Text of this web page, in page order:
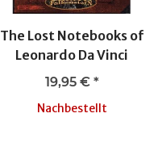
The Lost Notebooks of
Leonardo Da Vinci
19,95 € *
Nachbestellt